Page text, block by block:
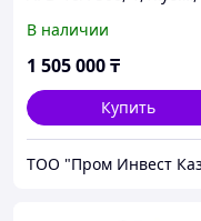
В наличии
1 505 000₸
Купить